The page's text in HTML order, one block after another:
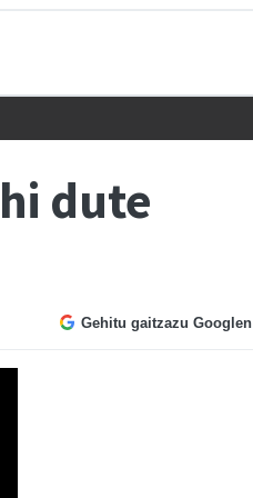
dute
Gehitu gaitzazu Googlen